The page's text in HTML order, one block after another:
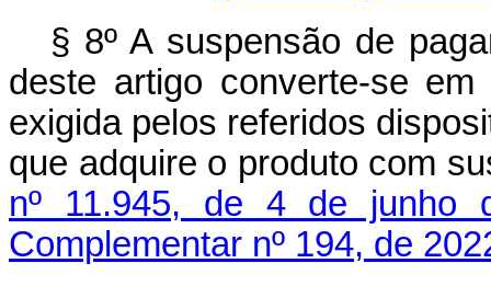
§ 8º A suspensão de
deste artigo converte-se
exigida pelos referidos
que adquire o produto com
nº 11.945, de 4 de junho
Complementar nº 194, de